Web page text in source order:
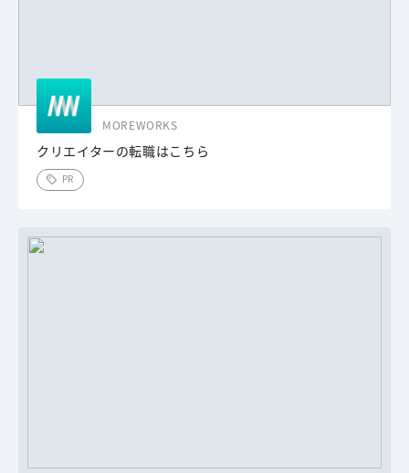
MOREWORKS
クリエイターの転職はこちら
PR